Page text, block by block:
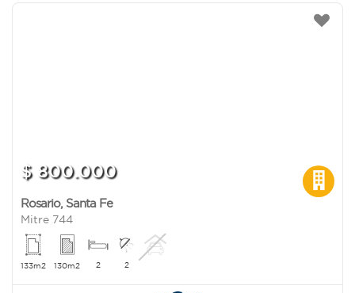
$ 800.000
Rosario, Santa Fe
Mitre 744
133m2 130m2 2 2